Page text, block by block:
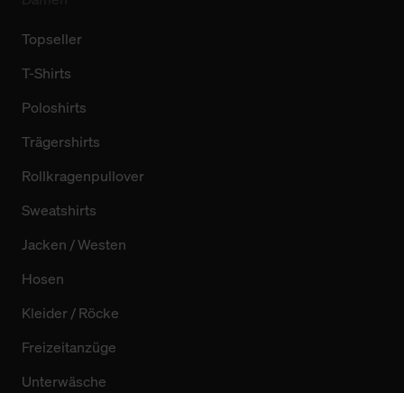
Topseller
T-Shirts
Poloshirts
Trägershirts
Rollkragenpullover
Sweatshirts
Jacken / Westen
Hosen
Kleider / Röcke
Freizeitanzüge
Unterwäsche